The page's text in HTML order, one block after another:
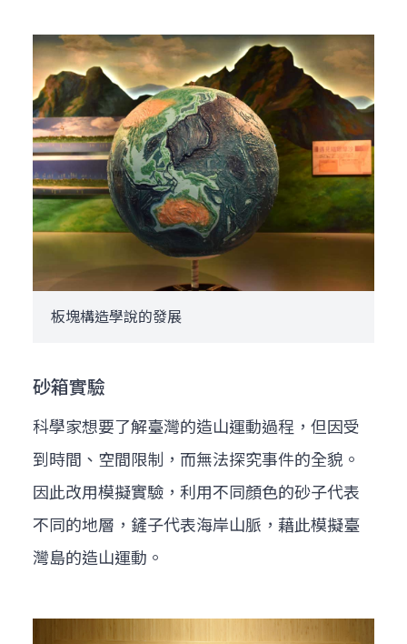
板塊構造學說的發展
砂箱實驗
科學家想要了解臺灣的造山運動過程，但因受
到時間、空間限制，而無法探究事件的全貌。
因此改用模擬實驗，利用不同顏色的砂子代表
不同的地層，鏟子代表海岸山脈，藉此模擬臺
灣島的造山運動。